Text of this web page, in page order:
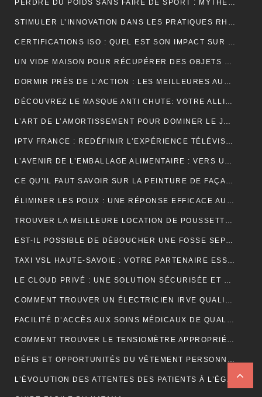
PERDRE DU POIDS SANS FAIRE DE SPORT : MYTHES ET RÉALITÉS
STIMULER L’INNOVATION DANS LES PRATIQUES RH PAR L’EXTERNALISATION
CERTIFICATIONS ISO : QUEL EST SON IMPACT SUR LES TARIFS D’UNE TRADUCTION ASSERMENTÉE ?
UN VIDE MAISON POUR RÉCUPÉRER DES OBJETS DE DÉCORATION
DORMIR PRÈS DE L’ACTION : LES MEILLEURES AUBERGES DE JEUNESSE À PROXIMITÉ DU PUY DU FOU
DÉCOUVREZ LE MASQUE ANTI CHUTE: VOTRE ALLIÉ POUR DES CHEVEUX FORTS ET SAINS
L’ART DE L’AMORTISSEMENT POUR DOMINER LE JEU DE BADMINTON
IPTV FRANCE : REDÉFINIR L’EXPÉRIENCE TÉLÉVISUELLE
L’AVENIR DE L’EMBALLAGE ALIMENTAIRE : VERS UNE RÉVOLUTION DURABLE ?
CE QU’IL FAUT SAVOIR SUR LA PEINTURE DE FAÇADE
ÉLIMINER LES POUX : UNE RÉPONSE EFFICACE AU CENTRE DE TRAITEMENT DES POUX À LYON
TROUVER LA MEILLEURE LOCATION DE POUSSETTE: FACILITEZ VOS DÉPLACEMENTS AVEC BÉBÉ
EST-IL POSSIBLE DE DÉBOUCHER UNE FOSSE SEPTIQUE NATURELLEMENT ?
TAXI VSL HAUTE-SAVOIE : VOTRE PARTENAIRE ESSENTIEL POUR DES DÉPLACEMENTS MÉDICAUX SÛRS ET CONFORTABLES
LE CLOUD PRIVÉ : UNE SOLUTION SÉCURISÉE ET POLYVALENTE POUR LE STOCKAGE ET L’ACCÈS AUX DONNÉES
COMMENT TROUVER UN ÉLECTRICIEN IRVE QUALIFIÉ POUR VOTRE PROJET DE MOBILITÉ ÉLECTRIQUE ?
FACILITÉ D’ACCÈS AUX SOINS MÉDICAUX DE QUALITÉ AVEC LES TAXIS VSL DE CLERMONT-FERRAND
COMMENT TROUVER LE TENSIOMÈTRE APPROPRIÉ POUR VOUS?
DÉFIS ET OPPORTUNITÉS DU VÊTEMENT PERSONNALISÉ : ANALYSE DU SECTEUR
L’ÉVOLUTION DES ATTENTES DES PATIENTS À L’ÉGARD DU TÉLÉSECRÉTARIAT MÉDICAL : SERVICES PERSONNALISÉS, RÉPONSE RAPIDE ET DISPONIBILITÉ